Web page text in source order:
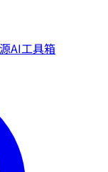
AI工具箱